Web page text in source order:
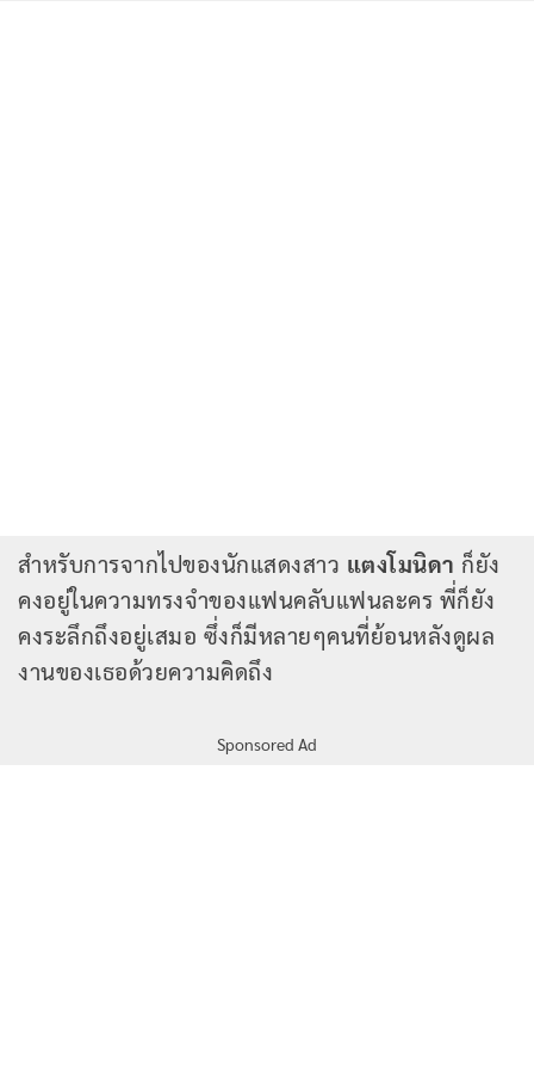
สำหรับการจากไปของนักแสดงสาว แตงโมนิดา ก็ยัง
คงอยู่ในความทรงจำของแฟนคลับแฟนละคร พี่ก็ยัง
คงระลึกถึงอยู่เสมอ ซึ่งก็มีหลายๆคนที่ย้อนหลังดูผล
งานของเธอด้วยความคิดถึง
Sponsored Ad